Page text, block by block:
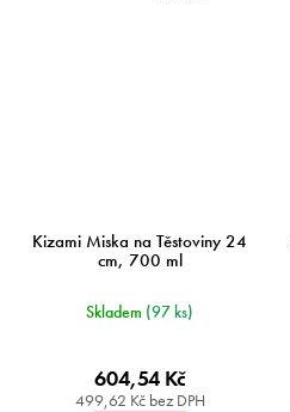
Kizami Miska na Těstoviny 24
cm, 700 ml
Skladem (97 ks)
499,62 Kč bez DPH
604,54 Kč